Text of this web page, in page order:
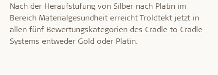
Nach der Heraufstufung von Silber nach Platin im
Bereich Materialgesundheit erreicht Troldtekt jetzt in
allen fünf Bewertungskategorien des Cradle to Cradle-
Systems entweder Gold oder Platin.